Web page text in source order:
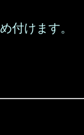
付けます。